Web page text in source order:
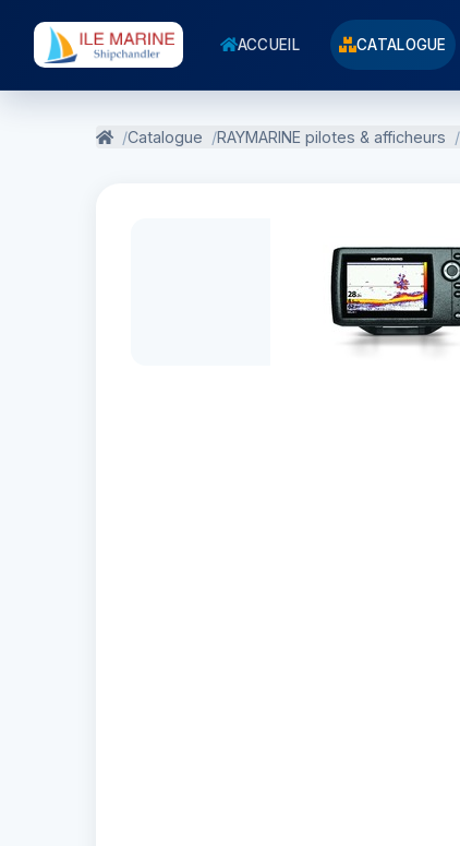
ACCUEIL CATALOGUE
Catalogue RAYMARINE pilotes & afficheurs